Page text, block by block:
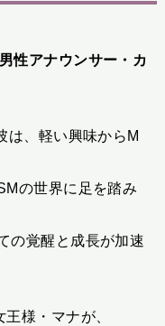
性アナウンサー・カ
は、軽い興味からM
の世界に足を踏み
の覚醒と成長が加速
様・マナが、